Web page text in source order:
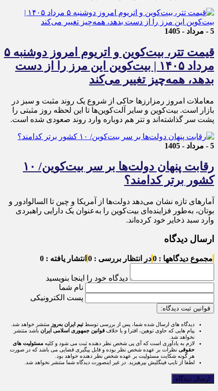
5 - مرداد - 1405
قیمت تتر، بیت‌کوین و اتریوم امروز دوشنبه ۵
مرداد ۱۴۰۵ | بیت‌کوین این مرز را از دست
بدهد، همه‌چیز تغییر می‌کند
معاملات امروز رمزارز‌ها حاکی از شروع یک روند مثبت و سبز در
بازار است. بیت‌کوین و سایر آلت‌کوین‌ها تا این لحظه روز مثبتی را
پشت سر گذاشته‌اند و تتر هم دوباره وارد روند صعودی شده است.
5 - مرداد - 1405
رقابت پنهان دولت‌ها بر سر بیت‌کوین/ ۱۰
کشور برتر کدامند؟
آمارهای تازه نشان می‌دهد دولت‌ها از آمریکا و چین تا السالوادور و
بوتان، به‌طور فزاینده‌ای بیت‌کوین را به‌عنوان یک دارایی راهبردی
وارد سبد ذخایر خود کرده‌اند.
ارسال دیدگاه
مجموع دیدگاهها : 0 در انتظار بررسی : 0 انتشار یافته : 0
دیدگاه خود را اینجا بنویسید
نام شما
پست الکترونیکی
قوانین ثبت دیدگاه:
دیدگاه های ارسال شده شما، پس از بررسی توسطتیم ایران به‌روز منتشر خواهد شد.
پیام هایی که حاوی توهین، افترا و یا خلاف قوانین جمهوری اسلامی ایران باشد منتشر
نخواهد شد.
لازم به یادآوری است که آی پی شخص نظر دهنده ثبت می شود و کلیه مسئولیت های
حقوقی نظرات بر عهده شخص نظر بوده و قابل پیگیری قضایی می باشد که در صورت
هر گونه شکایت مسئولیت بر عهده شخص نظر دهنده خواهد بود.
لطفا از تایپ فینگلیش بپرهیزید. در غیر اینصورت دیدگاه شما منتشر نخواهد شد.